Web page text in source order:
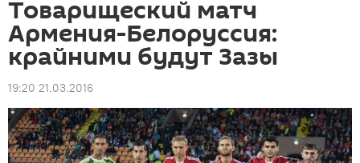
Товарищеский матч
Армения-Белоруссия:
крайними будут Зазы
19:20 21.03.2016